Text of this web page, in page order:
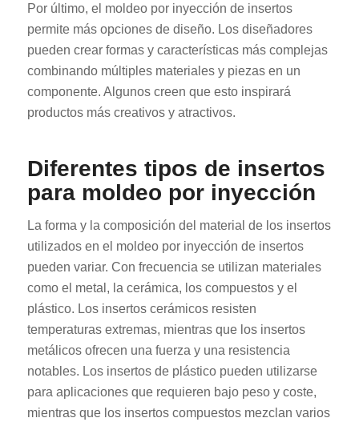
Por último, el moldeo por inyección de insertos
permite más opciones de diseño. Los diseñadores
pueden crear formas y características más complejas
combinando múltiples materiales y piezas en un
componente. Algunos creen que esto inspirará
productos más creativos y atractivos.
Diferentes tipos de insertos
para moldeo por inyección
La forma y la composición del material de los insertos
utilizados en el moldeo por inyección de insertos
pueden variar. Con frecuencia se utilizan materiales
como el metal, la cerámica, los compuestos y el
plástico. Los insertos cerámicos resisten
temperaturas extremas, mientras que los insertos
metálicos ofrecen una fuerza y una resistencia
notables. Los insertos de plástico pueden utilizarse
para aplicaciones que requieren bajo peso y coste,
mientras que los insertos compuestos mezclan varios